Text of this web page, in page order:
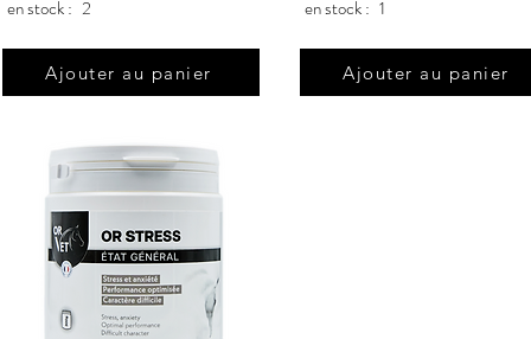
en stock : 2
Ajouter au panier
en stock : 1
Ajouter au panier